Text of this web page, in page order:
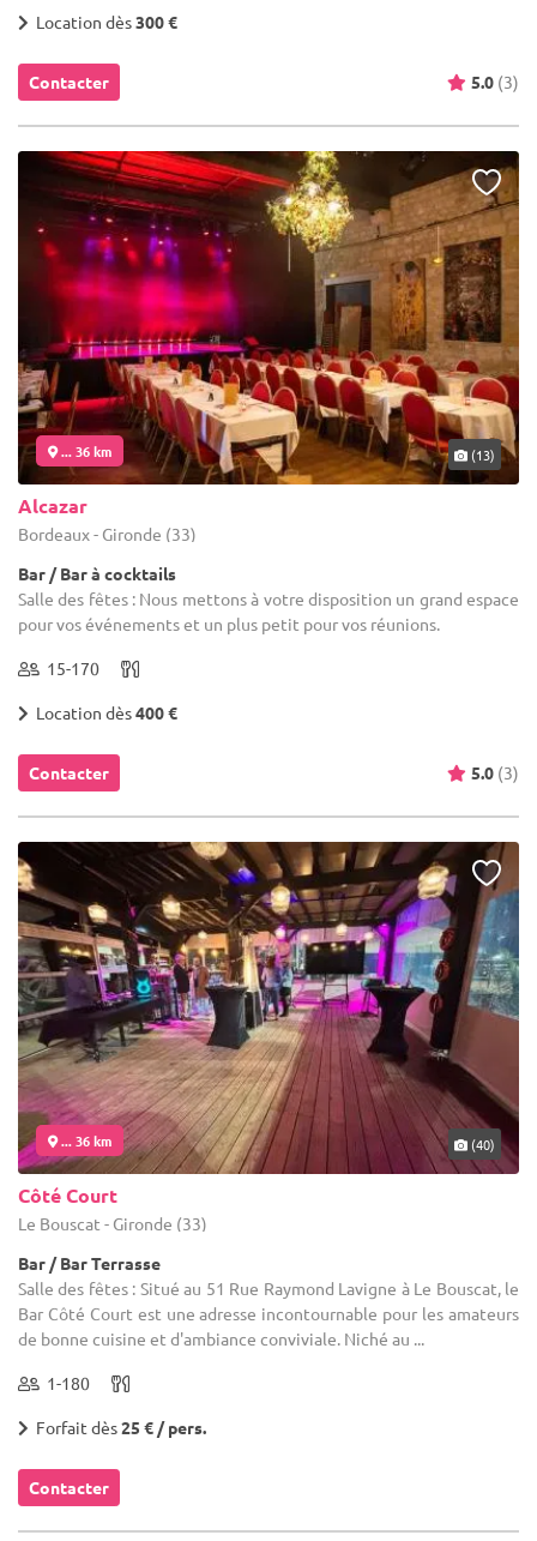
Location dès300 €
Contacter 5.0 (3)
... 36 km (13)
Alcazar
Bordeaux - Gironde (33)
Bar / Bar à cocktails
Salle des fêtes : Nous mettons à votre disposition un grand espace
pour vos événements et un plus petit pour vos réunions.
15-170
Location dès400 €
Contacter 5.0 (3)
... 36 km (40)
Côté Court
Le Bouscat - Gironde (33)
Bar / Bar Terrasse
Salle des fêtes : Situé au 51 Rue Raymond Lavigne à Le Bouscat, le
Bar Côté Court est une adresse incontournable pour les amateurs
de bonne cuisine et d'ambiance conviviale. Niché au ...
1-180
Forfait dès25 € / pers.
Contacter